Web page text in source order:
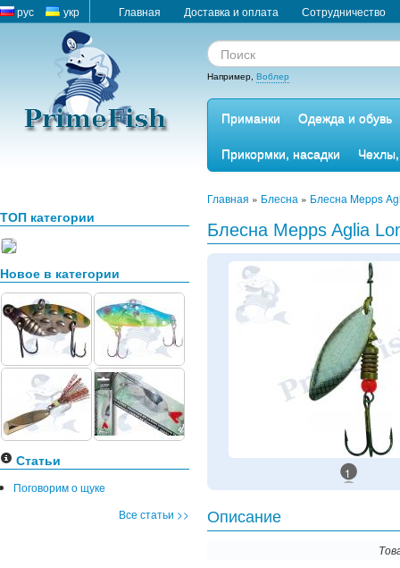
рус укр Главная Доставка и оплата Сотрудничество
Например, Воблер
Приманки
Одежда и обувь
Прикормки, насадки
ТОП категории
Новое в категории
Статьи
Поговорим о щуке
Все статьи >>
Главная » Блесна » Блесна Mepps
Блесна Mepps Aglia
1
Описание